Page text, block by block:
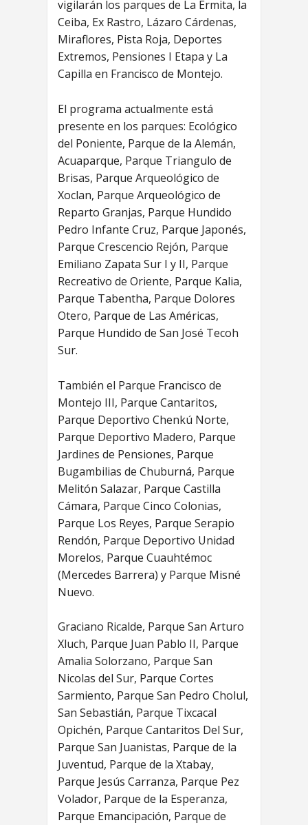
vigilarán los parques de La Ermita, la
Ceiba, Ex Rastro, Lázaro Cárdenas,
Miraflores, Pista Roja, Deportes
Extremos, Pensiones I Etapa y La
Capilla en Francisco de Montejo.
El programa actualmente está
presente en los parques: Ecológico
del Poniente, Parque de la Alemán,
Acuaparque, Parque Triangulo de
Brisas, Parque Arqueológico de
Xoclan, Parque Arqueológico de
Reparto Granjas, Parque Hundido
Pedro Infante Cruz, Parque Japonés,
Parque Crescencio Rejón, Parque
Emiliano Zapata Sur I y II, Parque
Recreativo de Oriente, Parque Kalia,
Parque Tabentha, Parque Dolores
Otero, Parque de Las Américas,
Parque Hundido de San José Tecoh
Sur.
También el Parque Francisco de
Montejo III, Parque Cantaritos,
Parque Deportivo Chenkú Norte,
Parque Deportivo Madero, Parque
Jardines de Pensiones, Parque
Bugambilias de Chuburná, Parque
Melitón Salazar, Parque Castilla
Cámara, Parque Cinco Colonias,
Parque Los Reyes, Parque Serapio
Rendón, Parque Deportivo Unidad
Morelos, Parque Cuauhtémoc
(Mercedes Barrera) y Parque Misné
Nuevo.
Graciano Ricalde, Parque San Arturo
Xluch, Parque Juan Pablo II, Parque
Amalia Solorzano, Parque San
Nicolas del Sur, Parque Cortes
Sarmiento, Parque San Pedro Cholul,
San Sebastián, Parque Tixcacal
Opichén, Parque Cantaritos Del Sur,
Parque San Juanistas, Parque de la
Juventud, Parque de la Xtabay,
Parque Jesús Carranza, Parque Pez
Volador, Parque de la Esperanza,
Parque Emancipación, Parque de